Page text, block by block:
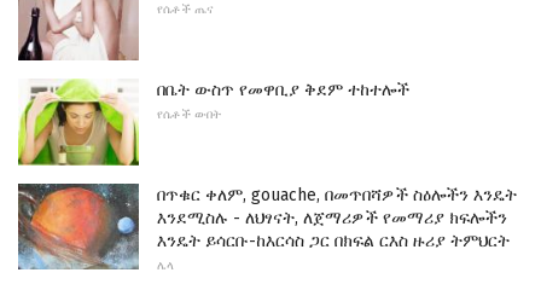
የሴቶች ጤና
በቤት ውስጥ የመዋቢያ ቅደም ተከተሎች
የሴቶች ውበት
በጥቁር ቀለም, gouache, በመጥበሻዎች ስዕሎችን እንዴት
እንደሚስሉ - ለህፃናት, ለጀማሪዎች የመማሪያ ክፍሎችን
እንዴት ይሳርቡ-ከእርሳስ ጋር በክፍል ርእስ ዙሪያ ትምህርት
ሌላ